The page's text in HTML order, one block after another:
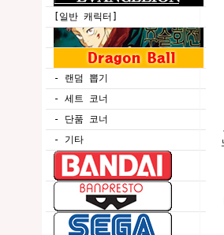
[일반 캐릭터]
- 랜덤 뽑기
- 세트 코너
- 단품 코너
- 기타